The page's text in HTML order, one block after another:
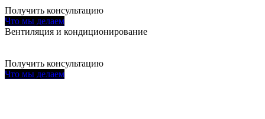
Получить консультацию
Что мы делаем
Вентиляция и кондиционирование
Получить консультацию
Что мы делаем